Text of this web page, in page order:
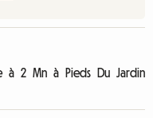
à 2 Mn à Pieds Du Jardin